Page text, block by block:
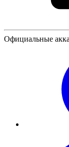
Официальные